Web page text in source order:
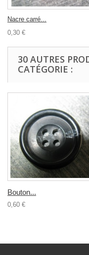
Nacre carré...
0,30 €
30 AUTRES
CATÉGORIE :
Bouton...
0,60 €